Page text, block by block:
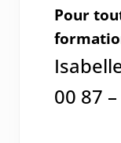
Pour
00 87 –